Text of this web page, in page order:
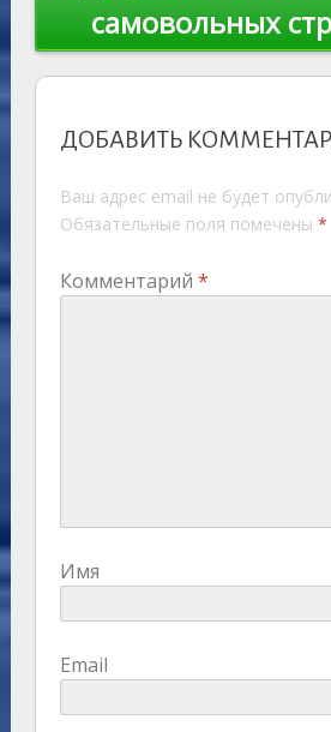
самовольных
ДОБАВИТЬ
Ваш адрес email не будет
Обязательные поля помечены *
Комментарий *
Имя
Email